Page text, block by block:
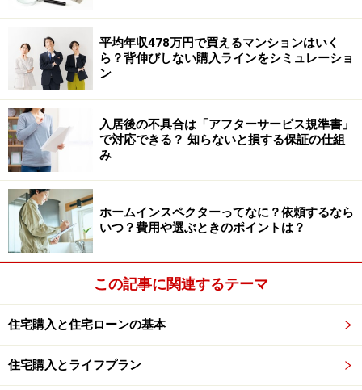
古住宅を検討する場合は、築年数に注意。例えば、住宅
ローン控除では、対象となる中古住宅について、次のよ
うな制限があります。
・・・・・以下、国税庁HPより抜粋・・・・・
■住宅借入金等特別控除の適用要件
（イ）マンションなどの耐火建築物の建物の場合には、
その取得の日以前25年以内に建築されたものであるこ
と。
（ロ）耐火建築物以外の建物の場合には、その取得の日
以前20年以内に建築されたものであること。
（ハ）（イ）又は（ロ）に該当しない建物の場合には、
一定の耐震基準に適合するものであること（平成17年4
月1日以後に取得をした場合に限ります。）。
・・・・・・・・・・・・・・・・・・・・・・・・・
平均年収478万円で買えるマンションはいく
ら？背伸びしない購入ラインをシミュレーショ
ン
入居後の不具合は「アフターサービス規準書」
で対応できる？ 知らないと損する保証の仕組
み
ホームインスペクターってなに？依頼するなら
いつ？費用や選ぶときのポイントは？
この記事に関連するテーマ
住宅購入と住宅ローンの基本
住宅購入とライフプラン